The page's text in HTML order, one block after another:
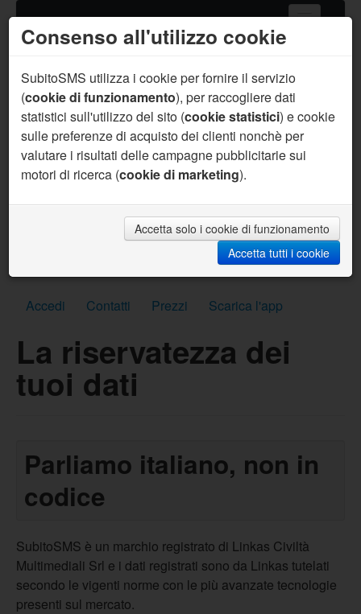
Home
Servizi SMS
Gateway SMS
Acquista SMS
Aiuto
Sei un programmatore ?
personalizzate, SMS per sviluppo gratuiti e molto
Accedi Contatti Prezzi Scarica l'app
Consenso all'utilizzo cookie
SubitoSMS utilizza i cookie per fornire il servizio
(cookie di funzionamento), per raccogliere dati
statistici sull'utilizzo del sito (cookie statistici) e cookie
sulle preferenze di acquisto dei clienti nonchè per
valutare i risultati delle campagne pubblicitarie sui
motori di ricerca (cookie di marketing).
Accetta solo i cookie di funzionamento
Accetta tutti i cookie
La riservatezza dei
tuoi dati
Parliamo italiano, non in
codice
SubitoSMS è un marchio registrato di Linkas Civiltà
Multimediali Srl e i dati registrati sono da Linkas tutelati
secondo le vigenti norme con le più avanzate tecnologie
presenti sul mercato.